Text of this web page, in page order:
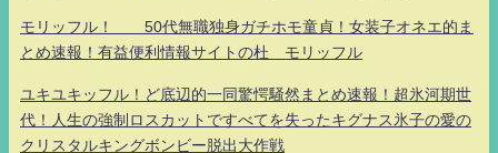
モリッフル！ 50代無職独身ガチホモ童貞！女装子オネエ的ま
とめ速報！有益便利情報サイトの杜 モリッフル
ユキユキッフル！ど底辺的一同驚愕騒然まとめ速報！超氷河期世
代！人生の強制ロスカットですべてを失ったキグナス氷子の愛の
クリスタルキングボンビー脱出大作戦